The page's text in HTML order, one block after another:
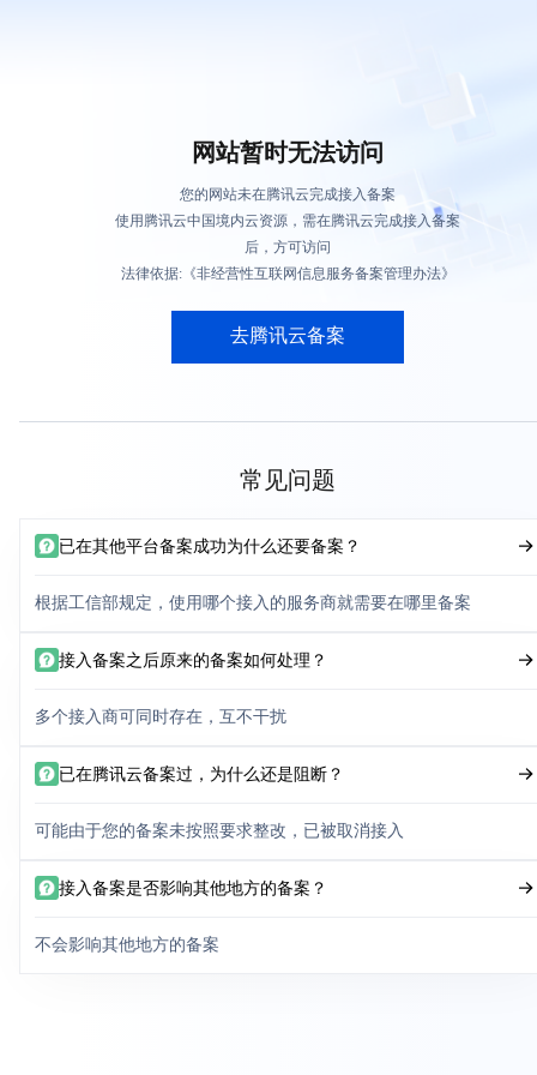
网站暂时无法访问
您的网站未在腾讯云完成接入备案
使用腾讯云中国境内云资源，需在腾讯云完成接入备案
后，方可访问
法律依据:《非经营性互联网信息服务备案管理办法》
去腾讯云备案
常见问题
已在其他平台备案成功为什么还要备案？
根据工信部规定，使用哪个接入的服务商就需要在哪里备案
接入备案之后原来的备案如何处理？
多个接入商可同时存在，互不干扰
已在腾讯云备案过，为什么还是阻断？
可能由于您的备案未按照要求整改，已被取消接入
接入备案是否影响其他地方的备案？
不会影响其他地方的备案